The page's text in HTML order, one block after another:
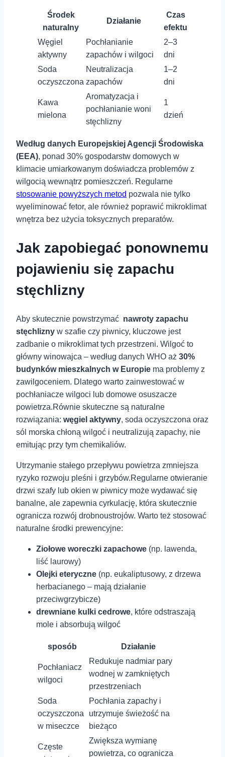
Środek
naturalny
Działanie
Czas
efektu
Węgiel
aktywny
Pochłanianie
zapachów i wilgoci
2–3
dni
Soda
oczyszczona
Neutralizacja
zapachów
1–2
dni
Kawa
mielona
Aromatyzacja i
pochłanianie woni
stęchlizny
1
dzień
Według⁢ danych Europejskiej Agencji Środowiska
(EEA), ⁢ponad 30% gospodarstw domowych w
klimacie umiarkowanym doświadcza problemów z
wilgocią wewnątrz pomieszczeń.‍ Regularne‌
stosowanie powyższych metod pozwala nie tylko
wyeliminować fetor, ale również poprawić mikroklimat⁢
wnętrza bez ⁢użycia toksycznych preparatów.
Jak zapobiegać ponownemu
pojawieniu się zapachu
stęchlizny
Aby‌ skutecznie powstrzymać ​ nawroty zapachu
stęchlizny w szafie czy piwnicy, kluczowe jest
zadbanie⁤ o‌ mikroklimat tych​ przestrzeni. Wilgoć ⁣to
główny⁤ winowajca ⁤– według danych ⁢WHO aż 30%⁢
budynków mieszkalnych w Europie ma problemy⁤ z
zawilgoceniem. Dlatego warto zainwestować w
pochłaniacze⁤ wilgoci lub domowe osuszacze
powietrza.Równie skuteczne są naturalne
rozwiązania: węgiel aktywny,⁤ soda oczyszczona oraz
sól morska chłoną wilgoć i neutralizują zapachy, nie
emitując przy tym chemikaliów.
Utrzymanie stałego ​przepływu powietrza zmniejsza
ryzyko rozwoju pleśni i grzybów.Regularne otwieranie
drzwi szafy lub ⁣okien w piwnicy może wydawać się
banalne,⁢ ale zapewnia cyrkulację, która‌ skutecznie
ogranicza rozwój drobnoustrojów. Warto też stosować
naturalne środki ⁤prewencyjne:
Ziołowe woreczki zapachowe (np. lawenda,‌
liść laurowy)
Olejki eteryczne (np. eukaliptusowy, z drzewa
herbacianego – mają ⁣działanie⁤
przeciwgrzybicze)
drewniane kulki ‌cedrowe, które odstraszają
mole i⁤ absorbują wilgoć
sposób Działanie
Pochłaniacz
⁢wilgoci
Redukuje nadmiar pary
wodnej ​w​ zamkniętych⁤
przestrzeniach
Soda​
oczyszczona
w miseczce
Pochłania zapachy i
utrzymuje świeżość na
bieżąco
Częste
Zwiększa wymianę
powietrza, co ogranicza